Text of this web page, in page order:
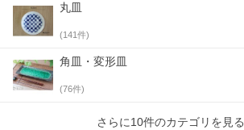
丸皿
(141件)
角皿・変形皿
(76件)
さらに10件のカテゴリを見る